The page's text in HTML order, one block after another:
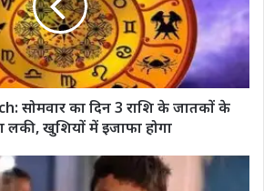
सोमवार का दिन 3 राशि के जातकों के
लकी, खुशियों में इजाफा होगा